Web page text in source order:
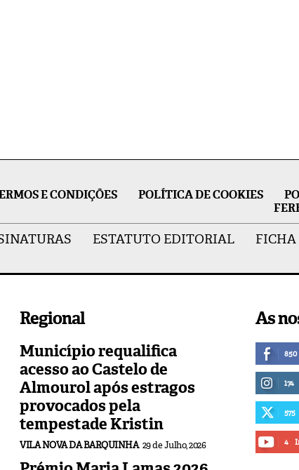
E CONDIÇÕES POLÍTICA DE COOKIES
ESTATUTO EDITORIAL FICHA
Regional
Município requalifica
acesso ao Castelo de
Almourol após estragos
provocados pela
tempestade Kristin
VILA NOVA DA BARQUINHA 29 de Julho, 2026
As
850
174
575
4